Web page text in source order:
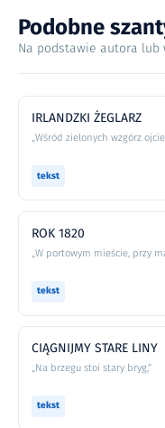
Podobne
Na podstawie autora lub
IRLANDZKI ŻEGLARZ
„Wśród zielonych wzgórz
tekst
ROK 1820
„W portowym mieście, przy
tekst
CIĄGNIJMY STARE LINY
„Na brzegu stoi stary bryg,”
tekst